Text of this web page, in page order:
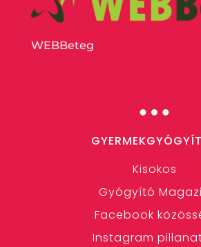
WEBBeteg
…
Kisokos
Gyógyító
Facebook
Instagram